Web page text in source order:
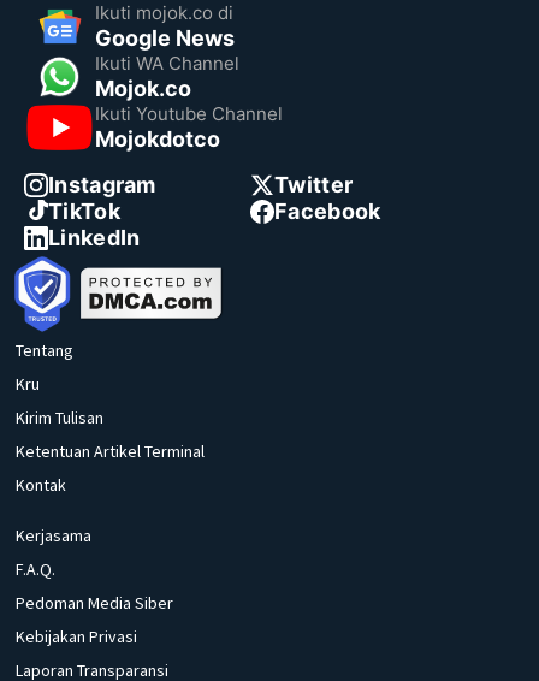
Ikuti mojok.co di
Google News
Ikuti WA Channel
Mojok.co
Ikuti Youtube Channel
Mojokdotco
Instagram
Twitter
TikTok
Facebook
LinkedIn
Tentang
Kru
Kirim Tulisan
Ketentuan Artikel Terminal
Kontak
Kerjasama
F.A.Q.
Pedoman Media Siber
Kebijakan Privasi
Laporan Transparansi